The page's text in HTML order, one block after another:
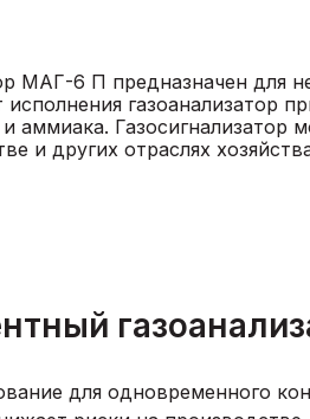
МАГ-6 П предназначен для
газоанализатор
Газосигнализатор
и других отраслях
для одновременного